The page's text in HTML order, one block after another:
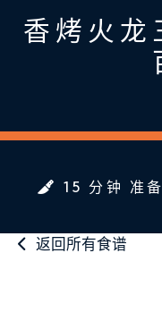
香烤火龙
15 分钟 准
返回所有食谱